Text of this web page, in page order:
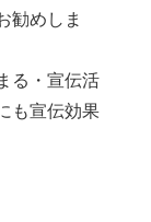
勧めしま
る・宣伝活
も宣伝効果